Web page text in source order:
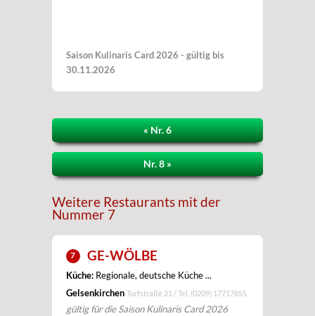
Saison Kulinaris Card 2026 - gültig bis
30.11.2026
« Nr. 6
Nr. 8 »
Weitere Restaurants mit der
Nummer 7
7 GE-WÖLBE
Küche: Regionale, deutsche Küche ...
Gelsenkirchen Turfstraße 21 / Tel. (0209) 17717855
gültig für die Saison Kulinaris Card 2026